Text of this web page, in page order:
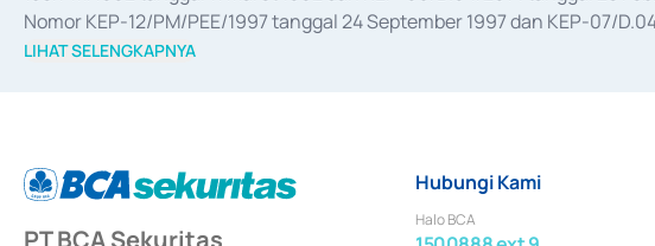
Nomor KEP-12/PM/PEE/1997 tanggal 24 September 1997 dan KEP-07/
merger, akuisisi, divestasi, dan
LIHAT SELENGKAPNYA
PT BCA Sekuritas
Hubungi Kami
Halo BCA